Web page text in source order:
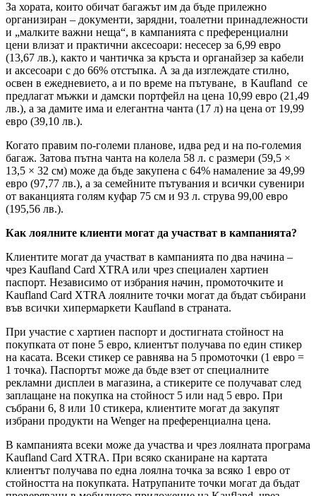
За хората, които обичат багажът им да бъде прилежно
организиран – документи, зарядни, тоалетни принадлежности
и „малките важни неща“, в кампанията с преференциални
цени влизат и практични аксесоари: несесер за 6,99 евро
(13,67 лв.), както и чантичка за кръста и органайзер за кабели
и аксесоари с до 66% отстъпка. А за да изглеждате стилно,
освен в ежедневието, а и по време на пътуване, в Kaufland се
предлагат мъжки и дамски портфейл на цена 10,99 евро (21,49
лв.), а за дамите има и елегантна чанта (17 л) на цена от 19,99
евро (39,10 лв.).
Когато правим по-големи планове, идва ред и на по-големия
багаж. Затова пътна чанта на колела 58 л. с размери (59,5 ×
13,5 × 32 см) може да бъде закупена с 64% намаление за 49,99
евро (97,77 лв.), а за семейните пътувания и всички сувенири
от ваканцията голям куфар 75 см и 93 л. струва 99,00 евро
(195,56 лв.).
Как лоялните клиенти могат да участват в кампанията?
Клиентите могат да участват в кампанията по два начина –
чрез Kaufland Card XTRA или чрез специален хартиен
паспорт. Независимо от избрания начин, промоточките и
Kaufland Card XTRA лоялните точки могат да бъдат събирани
във всички хипермаркети Kaufland в страната.
При участие с хартиен паспорт и достигната стойност на
покупката от поне 5 евро, клиентът получава по един стикер
на касата. Всеки стикер се равнява на 5 промоточки (1 евро =
1 точка). Паспортът може да бъде взет от специалните
рекламни дисплеи в магазина, а стикерите се получават след
заплащане на покупка на стойност 5 или над 5 евро. При
събрани 6, 8 или 10 стикера, клиентите могат да закупят
избрани продукти на Wenger на преференциална цена.
В кампанията всеки може да участва и чрез лоялната програма
Kaufland Card XTRA. При всяко сканиране на картата
клиентът получава по една лоялна точка за всяко 1 евро от
стойността на покупката. Натрупаните точки могат да бъдат